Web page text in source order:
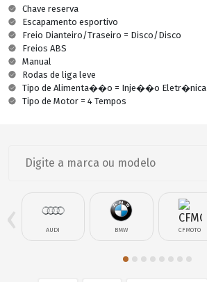
Chave reserva
Escapamento esportivo
Freio Dianteiro/Traseiro = Disco/Disco
Freios ABS
Manual
Rodas de liga leve
Tipo de Alimenta��o = Inje��o Eletr�nica
Tipo de Motor = 4 Tempos
AUDI BMW CFMOTO
‹